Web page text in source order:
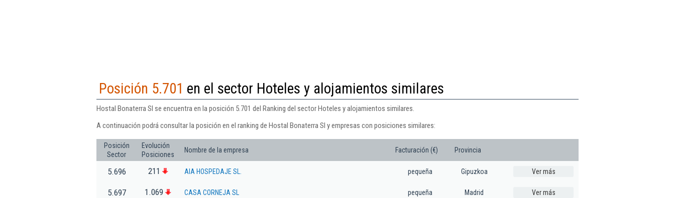
Posición 5.701 en el sector Hoteles y alojamientos similares
Hostal Bonaterra Sl se encuentra en la posición 5.701 del Ranking del sector Hoteles y alojamientos similares.
A continuación podrá consultar la posición en el ranking de Hostal Bonaterra Sl y empresas con posiciones similares:
Posición
Sector
Evolución
Posiciones
Nombre de la empresa Facturación (€) Provincia
5.696 211 AIA HOSPEDAJE SL. pequeña Gipuzkoa Ver más
5.697 1.069 CASA CORNEJA SL pequeña Madrid Ver más